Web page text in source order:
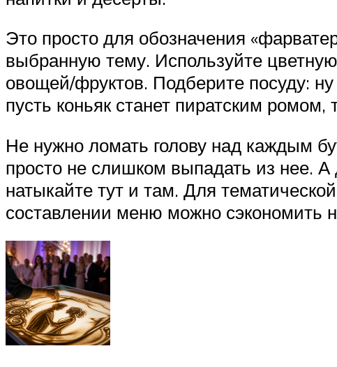
Это просто для обозначения
выбранную тему. Используйте
овощей/фруктов. Подберите посуду:
пусть коньяк станет пиратским
Не нужно ломать голову над каждым
просто не слишком выпадать из нее.
натыкайте тут и там. Для
составлении меню можно сэкономить